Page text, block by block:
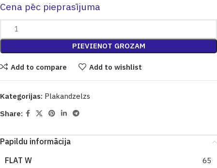
Cena pēc pieprasījuma
PIEVIENOT GROZAM
Add to compare Add to wishlist
Kategorijas: Plakandzelzs
Share:
Papildu informācija
FLAT W
65